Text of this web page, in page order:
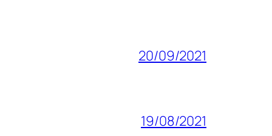
20/09/2021
19/08/2021